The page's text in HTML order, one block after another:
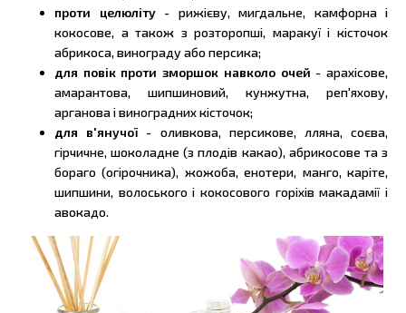
проти целюліту- рижієву, мигдальне, камфорна і
кокосове, а також з розторопші, маракуї і кісточок
абрикоса, винограду або персика;
для повік проти зморшок навколо очей - арахісове,
амарантова, шипшиновий, кунжутна, реп'яхову,
арганова і виноградних кісточок;
для в'янучої - оливкова, персикове, лляна, соєва,
гірчичне, шоколадне (з плодів какао), абрикосове та з
бораго (огірочника), жожоба, енотери, манго, каріте,
шипшини, волоського і кокосового горіхів макадамії і
авокадо.